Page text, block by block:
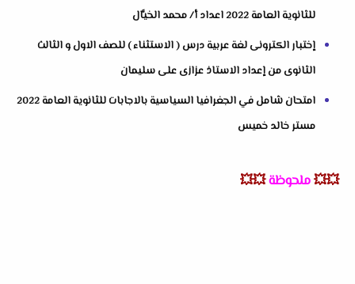
للثانوية العامة 2022 اعداد أ/ محمد الخيَّال
إختبار الكترونى لغة عربية درس ( الاستثناء ) للصف الاول و الثالث
الثانوى من إعداد الاستاذ عزازى على سليمان
امتحان شامل في الجغرافيا السياسية بالاجابات للثانوية العامة 2022
مستر خالد خميس
💥💥ملحوظة💥💥